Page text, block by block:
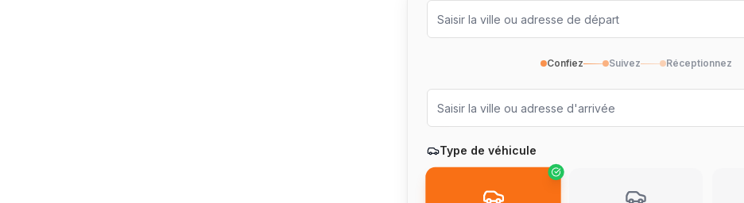
Confiez Suivez Réceptionnez
Type de véhicule